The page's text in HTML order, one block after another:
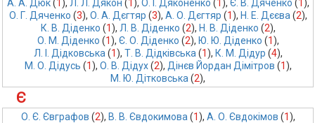
А. А. Дюк (1 ), Л. Л. Дякон (1 ), О. І. Дяконенко (1 ), Є. В. Дяченко (1 ),
О. Г. Дяченко (3), О. А. Дєгтяр (3), А. О. Дєгтяр (1), Н. Е. Дєєва (2),
К. В. Діденко (1), Л. В. Діденко (2), Н. В. Діденко (2),
О. М. Діденко (1), Є. О. Діденко (2), Ю. Ю. Діденко (1),
Л. І. Дідковська (1), Т. В. Дідківська (1), К. М. Дідур (4),
М. О. Дідусь (1), О. В. Дідух (2), Дінєв Йордан Дімітров (1),
М. Ю. Дітковська (2),
Є
О. Є. Євграфов (2), В. В. Євдокимова (1), А. О. Євдокімов (1),